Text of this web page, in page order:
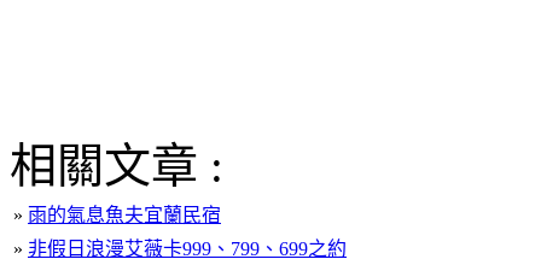
相關文章 :
» 雨的氣息魚夫宜蘭民宿
» 非假日浪漫艾薇卡999、799、699之約